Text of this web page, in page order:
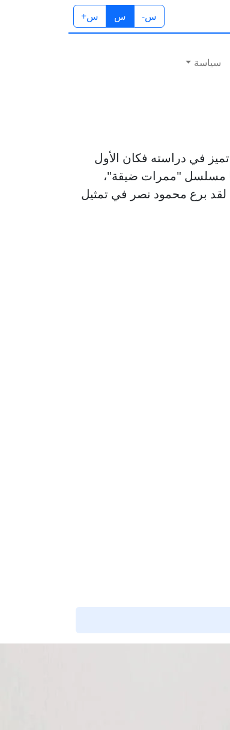
س- س س+
سياسة
من مواليد 1983، تخرج من المعهد العالي للفنون المسرحية في 2006، وقد تميز في دراسته فكان الأول
شارك بعدة أعمال كان أهمها مسلسل "ممرات ضيقة"،
لقد برع محمود نصر في تمثيل